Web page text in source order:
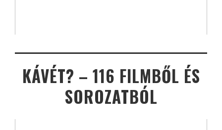
KÁVÉT? – 116 FILMBŐL ÉS
SOROZATBÓL